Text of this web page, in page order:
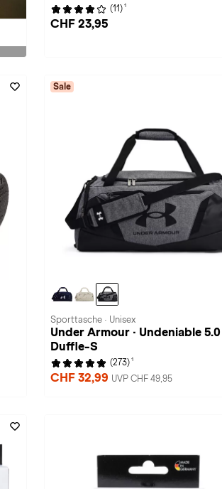
(11) 1
CHF 23,95
Sale
Sporttasche · Unisex
Under Armour · Undeniable 5.0
Duffle-S
(273) 1
CHF 32,99 UVP CHF 49,95